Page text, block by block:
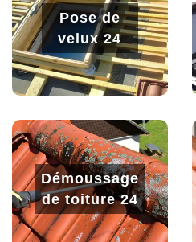
Pose de
velux 24
Démoussage
de toiture 24